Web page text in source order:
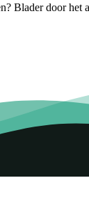
Blader door het